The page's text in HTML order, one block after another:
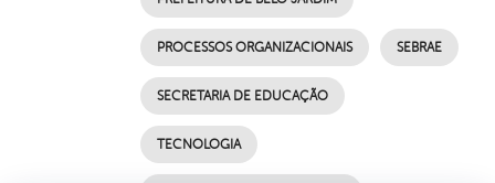
PROCESSOS ORGANIZACIONAIS SEBRAE
SECRETARIA DE EDUCAÇÃO
TECNOLOGIA